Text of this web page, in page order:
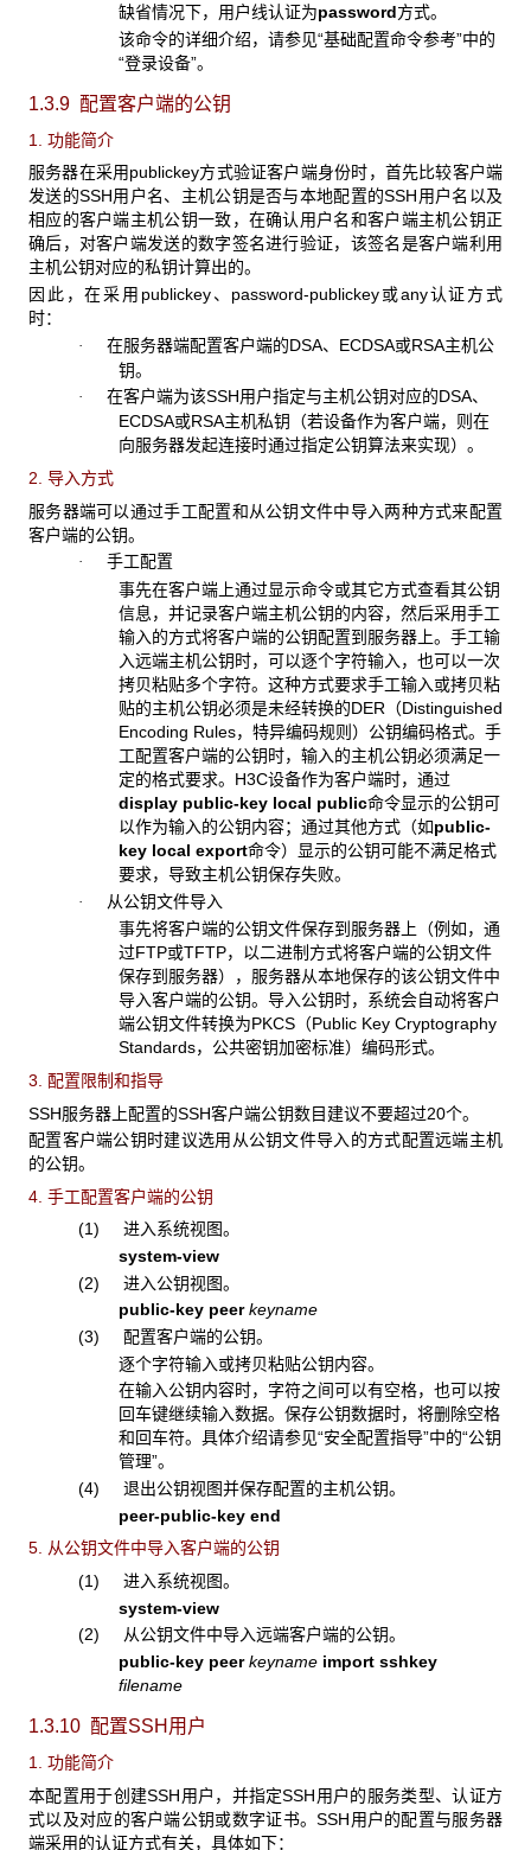
缺省情况下，用户线认证为password方式。
该命令的详细介绍，请参见“基础配置命令参考”中的
“登录设备”。
1.3.9 配置客户端的公钥
1. 功能简介
服务器在采用publickey方式验证客户端身份时，首先比较客户端
发送的SSH用户名、主机公钥是否与本地配置的SSH用户名以及
相应的客户端主机公钥一致，在确认用户名和客户端主机公钥正
确后，对客户端发送的数字签名进行验证，该签名是客户端利用
主机公钥对应的私钥计算出的。
因此，在采用publickey、password-publickey或any认证方式
时：
· 在服务器端配置客户端的DSA、ECDSA或RSA主机公
钥。
· 在客户端为该SSH用户指定与主机公钥对应的DSA、
ECDSA或RSA主机私钥（若设备作为客户端，则在
向服务器发起连接时通过指定公钥算法来实现）。
2. 导入方式
服务器端可以通过手工配置和从公钥文件中导入两种方式来配置
客户端的公钥。
· 手工配置
事先在客户端上通过显示命令或其它方式查看其公钥
信息，并记录客户端主机公钥的内容，然后采用手工
输入的方式将客户端的公钥配置到服务器上。手工输
入远端主机公钥时，可以逐个字符输入，也可以一次
拷贝粘贴多个字符。这种方式要求手工输入或拷贝粘
贴的主机公钥必须是未经转换的DER（Distinguished
Encoding Rules，特异编码规则）公钥编码格式。手
工配置客户端的公钥时，输入的主机公钥必须满足一
定的格式要求。H3C设备作为客户端时，通过
display public-key local public命令显示的公钥可
以作为输入的公钥内容；通过其他方式（如public-
key local export命令）显示的公钥可能不满足格式
要求，导致主机公钥保存失败。
· 从公钥文件导入
事先将客户端的公钥文件保存到服务器上（例如，通
过FTP或TFTP，以二进制方式将客户端的公钥文件
保存到服务器），服务器从本地保存的该公钥文件中
导入客户端的公钥。导入公钥时，系统会自动将客户
端公钥文件转换为PKCS（Public Key Cryptography
Standards，公共密钥加密标准）编码形式。
3. 配置限制和指导
SSH服务器上配置的SSH客户端公钥数目建议不要超过20个。
配置客户端公钥时建议选用从公钥文件导入的方式配置远端主机
的公钥。
4. 手工配置客户端的公钥
(1) 进入系统视图。
system-view
(2) 进入公钥视图。
public-key peerkeyname
(3) 配置客户端的公钥。
逐个字符输入或拷贝粘贴公钥内容。
在输入公钥内容时，字符之间可以有空格，也可以按
回车键继续输入数据。保存公钥数据时，将删除空格
和回车符。具体介绍请参见“安全配置指导”中的“公钥
管理”。
(4) 退出公钥视图并保存配置的主机公钥。
peer-public-key end
5. 从公钥文件中导入客户端的公钥
(1) 进入系统视图。
system-view
(2) 从公钥文件中导入远端客户端的公钥。
public-key peer keyname import sshkey
filename
1.3.10 配置SSH用户
1. 功能简介
本配置用于创建SSH用户，并指定SSH用户的服务类型、认证方
式以及对应的客户端公钥或数字证书。SSH用户的配置与服务器
端采用的认证方式有关，具体如下：